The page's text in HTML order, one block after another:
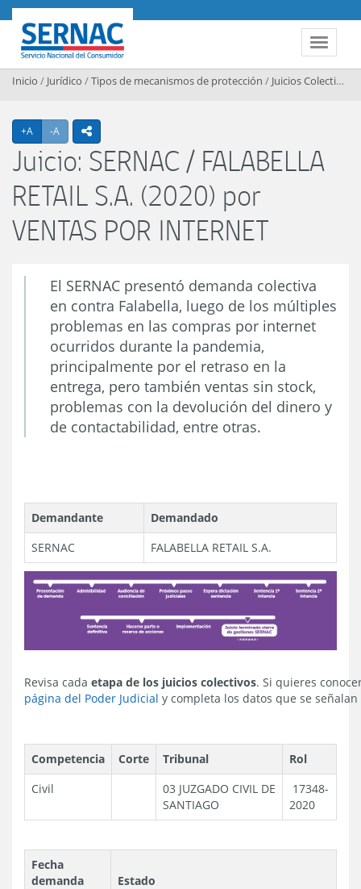
Contenido principal
Toggle
SERNAC
Inicio / Jurídico /Tipos de mecanismos de protección / Juicios Colectivos
+A Agrandar texto
-A Achicar textoicono compartir
Juicio: SERNAC / FALABELLA
RETAIL S.A. (2020) por
VENTAS POR INTERNET
El SERNAC presentó demanda colectiva
en contra Falabella, luego de los múltiples
problemas en las compras por internet
ocurridos durante la pandemia,
principalmente por el retraso en la
entrega, pero también ventas sin stock,
problemas con la devolución del dinero y
de contactabilidad, entre otras.
Demandante
Demandado
SERNAC
FALABELLA RETAIL S.A.
Revisa cada etapa de los juicios colectivos. Si quieres
página del Poder Judicial y completa los datos que se
Competencia Corte Tribunal
Rol
Civil
03 JUZGADO CIVIL DE
SANTIAGO
17348-
2020
Fecha
demanda
Estado